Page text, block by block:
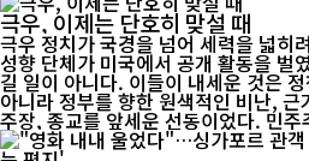
극우, 이제는 단호히 맞설 때
극우 정치가 국경을 넘어 세력을 넓히
성향 단체가 미국에서 공개 활동을 벌
길 일이 아니다. 이들이 내세운 것은
아니라 정부를 향한 원색적인 비난,
주장, 종교를 앞세운 선동이었다. 민